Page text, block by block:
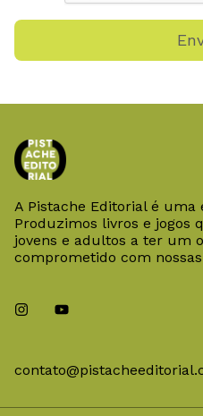
A Pistache Editorial é uma
Produzimos livros e jogos
jovens e adultos a ter um
comprometido com